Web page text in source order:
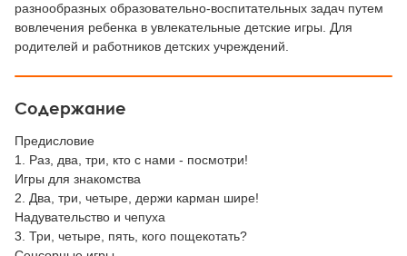
разнообразных образовательно-воспитательных задач путем
вовлечения ребенка в увлекательные детские игры. Для
родителей и работников детских учреждений.
Содержание
Предисловие
1. Раз, два, три, кто с нами - посмотри!
Игры для знакомства
2. Два, три, четыре, держи карман шире!
Надувательство и чепуха
3. Три, четыре, пять, кого пощекотать?